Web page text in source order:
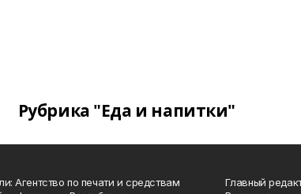
Рубрика "Еда и напитки"
Агентство по печати и средствам
Главный